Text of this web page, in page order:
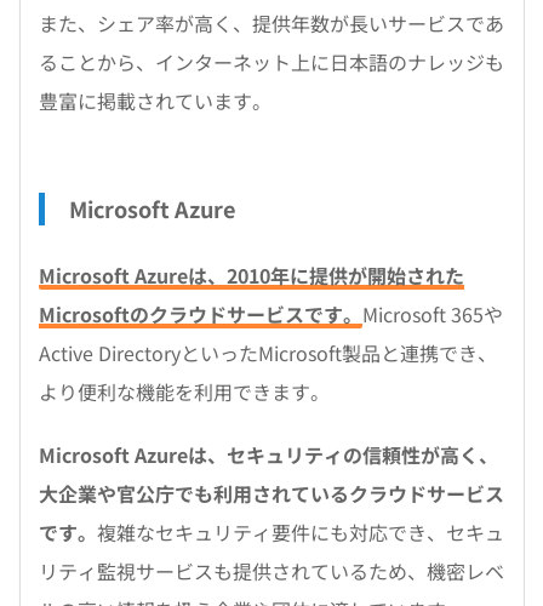
また、シェア率が高く、提供年数が長いサービスであ
ることから、インターネット上に日本語のナレッジも
豊富に掲載されています。
Microsoft Azure
Microsoft Azureは、2010年に提供が開始された
Microsoftのクラウドサービスです。 Microsoft 365や
Active DirectoryといったMicrosoft製品と連携でき、
より便利な機能を利用できます。
Microsoft Azureは、セキュリティの信頼性が高く、
大企業や官公庁でも利用されているクラウドサービス
です。 複雑なセキュリティ要件にも対応でき、セキュ
リティ監視サービスも提供されているため、機密レベ